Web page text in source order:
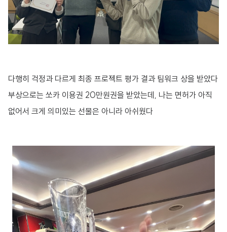
다행히 걱정과 다르게 최종 프로젝트 평가 결과 팀워크 상을 받았다
부상으로는 쏘카 이용권 20만원권을 받았는데, 나는 면허가 아직
없어서 크게 의미있는 선물은 아니라 아쉬웠다